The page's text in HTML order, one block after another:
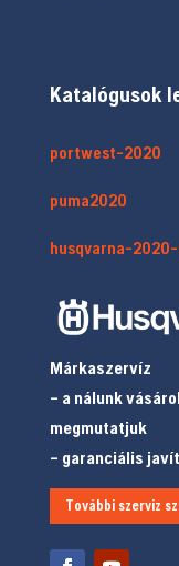
Katalógusok
portwest-2020
puma2020
husqvarna-2020-
Márkaszervíz
– a nálunk
megmutatjuk
– garanciális
További szerviz